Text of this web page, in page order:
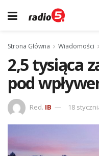
Strona Główna Wiadomości
2,5 tysiąca
pod
Red. IB 18